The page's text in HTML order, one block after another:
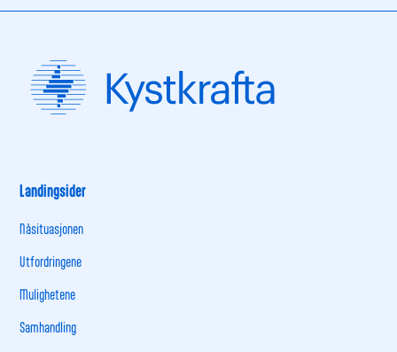
Landingsider
Nåsituasjonen
Utfordringene
Mulighetene
Samhandling